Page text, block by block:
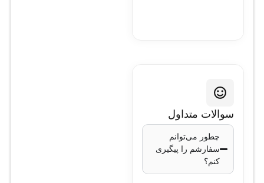
سوالات متداول
چطور می‌توانم
سفارشم را پیگیری
کنم؟